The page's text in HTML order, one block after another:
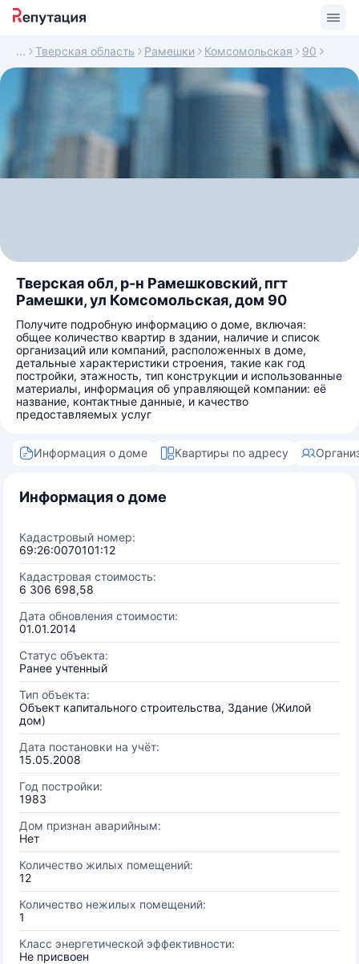
Тверская область Рамешки Комсомольская 90
Тверская обл, р-н Рамешковский, пгт
Рамешки, ул Комсомольская, дом 90
Получите подробную информацию о доме, включая:
общее количество квартир в здании, наличие и список
организаций или компаний, расположенных в доме,
детальные характеристики строения, такие как год
постройки, этажность, тип конструкции и использованные
материалы, информация об управляющей компании: её
название, контактные данные, и качество
предоставляемых услуг
Информация о доме Квартиры по адресу
Информация о доме
Кадастровый номер:
69:26:0070101:12
Кадастровая стоимость:
6 306 698,58
Дата обновления стоимости:
01.01.2014
Статус объекта:
Ранее учтенный
Тип объекта:
Объект капитального строительства, Здание (Жилой
дом)
Дата постановки на учёт:
15.05.2008
Год постройки:
1983
Дом признан аварийным:
Нет
Количество жилых помещений:
12
Количество нежилых помещений:
1
Класс энергетической эффективности:
Не присвоен